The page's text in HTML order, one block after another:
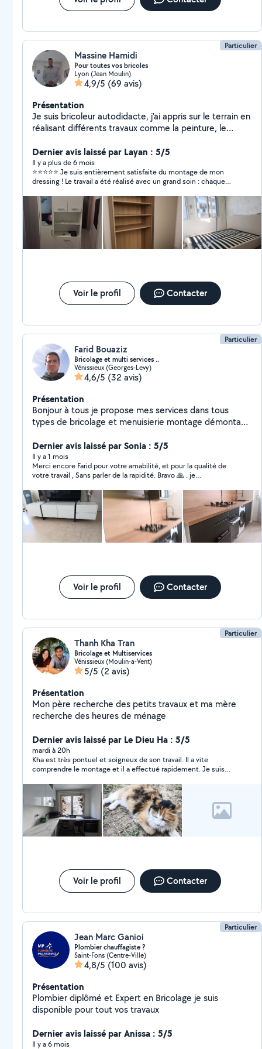
Particulier
Massine Hamidi
Pour toutes vos bricoles
Lyon (Jean Moulin)
4,9/5 (69 avis)
Présentation
Je suis bricoleur autodidacte, j'ai appris sur le terrain en
réalisant différents travaux comme la peinture, le
Je suis sérieux, débrouillard et j'aime le travail bien fait
Dernier avis laissé par Layan : 5/5
Il y a plus de 6 mois
⭐️⭐️⭐️⭐️⭐️ Je suis entièrement satisfaite du montage de mon
dressing ! Le travail a été réalisé avec un grand soin : chaque
vraie attention au détail. Le résultat est tout simplement
parfait. En plus d’être très professionnel, la personne est
sympathique, ponctuelle et arrangeante. C’est agréable de voir
quelqu’un qui prend le temps de bien faire les choses. Je
recommande vivement ses services !
Voir le profil Contacter
Particulier
Farid Bouaziz
Bricolage et multi services ..
Vénissieux (Georges-Levy)
4,6/5 (32 avis)
Présentation
Bonjour à tous je propose mes services dans tous
types de bricolage et menuisierie montage démontage
fixation du télé peinture n'hésitez pas de me contacter
Dernier avis laissé par Sonia : 5/5
Il y a 1 mois
Merci encore Farid pour votre amabilité, et pour la qualité de
votre travail , Sans parler de la rapidité. Bravo 🙏 . je
Voir le profil Contacter
Particulier
Thanh Kha Tran
Bricolage et Multiservices
Vénissieux (Moulin-a-Vent)
5/5 (2 avis)
Présentation
Mon père recherche des petits travaux et ma mère
recherche des heures de ménage
Dernier avis laissé par Le Dieu Ha : 5/5
mardi à 20h
Kha est très pontuel et soigneux de son travail. Il a vite
comprendre le montage et il a effectué rapidement. Je suis
Voir le profil Contacter
Particulier
Jean Marc Ganioi
Plombier chauffagiste ?️
Saint-Fons (Centre-Ville)
4,8/5 (100 avis)
Présentation
Plombier diplômé et Expert en Bricolage je suis
disponible pour tout vos travaux
Dernier avis laissé par Anissa : 5/5
Il y a 6 mois